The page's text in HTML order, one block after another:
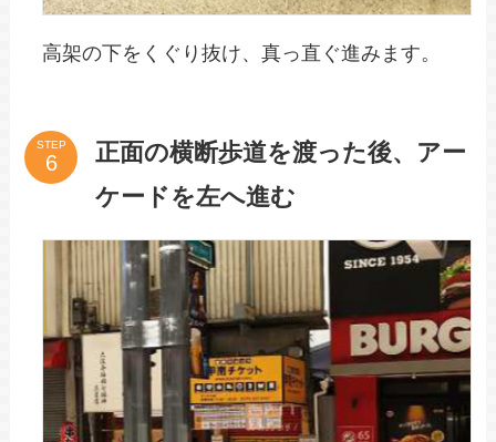
高架の下をくぐり抜け、真っ直ぐ進みます。
STEP
正面の横断歩道を渡った後、アー
ケードを左へ進む